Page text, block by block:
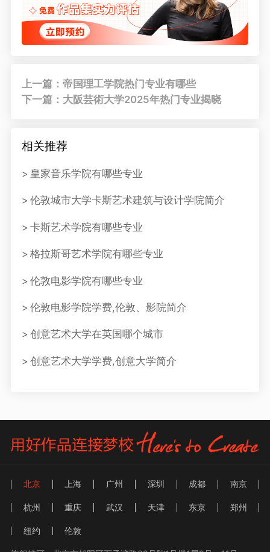
上一篇：帝国理工学院热门专业有哪些
下一篇：大阪芸術大学2025年热门专业揭晓
相关推荐
皇家音乐学院有哪些专业
伦敦城市大学卡斯艺术建筑与设计学院简介
卡斯艺术学院有哪些专业
格拉斯哥艺术学院有哪些专业
伦敦电影学院有哪些专业
伦敦电影学院学费,伦敦、影院简介
创意艺术大学在英国哪个城市
创意艺术大学学费,创意大学简介
北京 上海 广州 深圳 成都 南京
杭州 重庆 武汉 天津 东京 郑州
纽约 伦敦